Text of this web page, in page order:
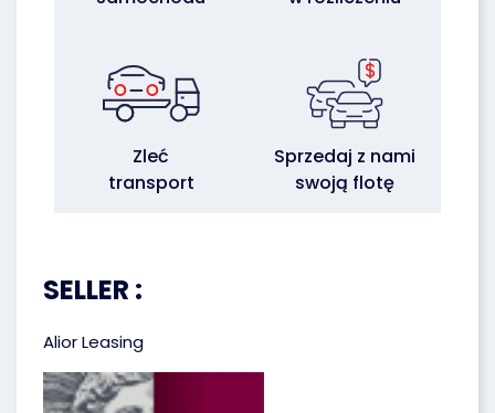
Zleć
transport
Sprzedaj z nami
swoją flotę
SELLER :
Alior Leasing